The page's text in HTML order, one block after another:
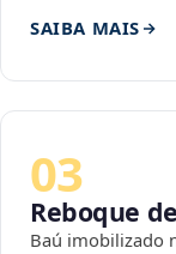
SAIBA MAIS
03
Reboque
Baú imobilizado